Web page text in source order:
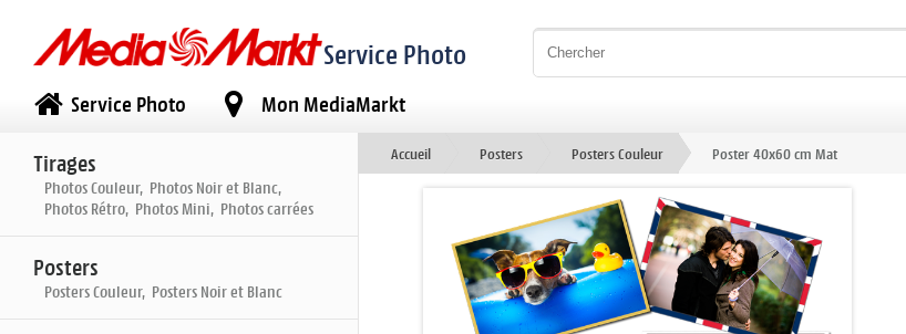
Service Photo
Service Photo Mon MediaMarkt
Tirages
Photos Couleur, Photos Noir et Blanc,
Photos Rétro, Photos Mini, Photos carrées
Posters
Posters Couleur, Posters Noir et Blanc
Accueil Posters Posters Couleur Poster 40x60 cm Mat